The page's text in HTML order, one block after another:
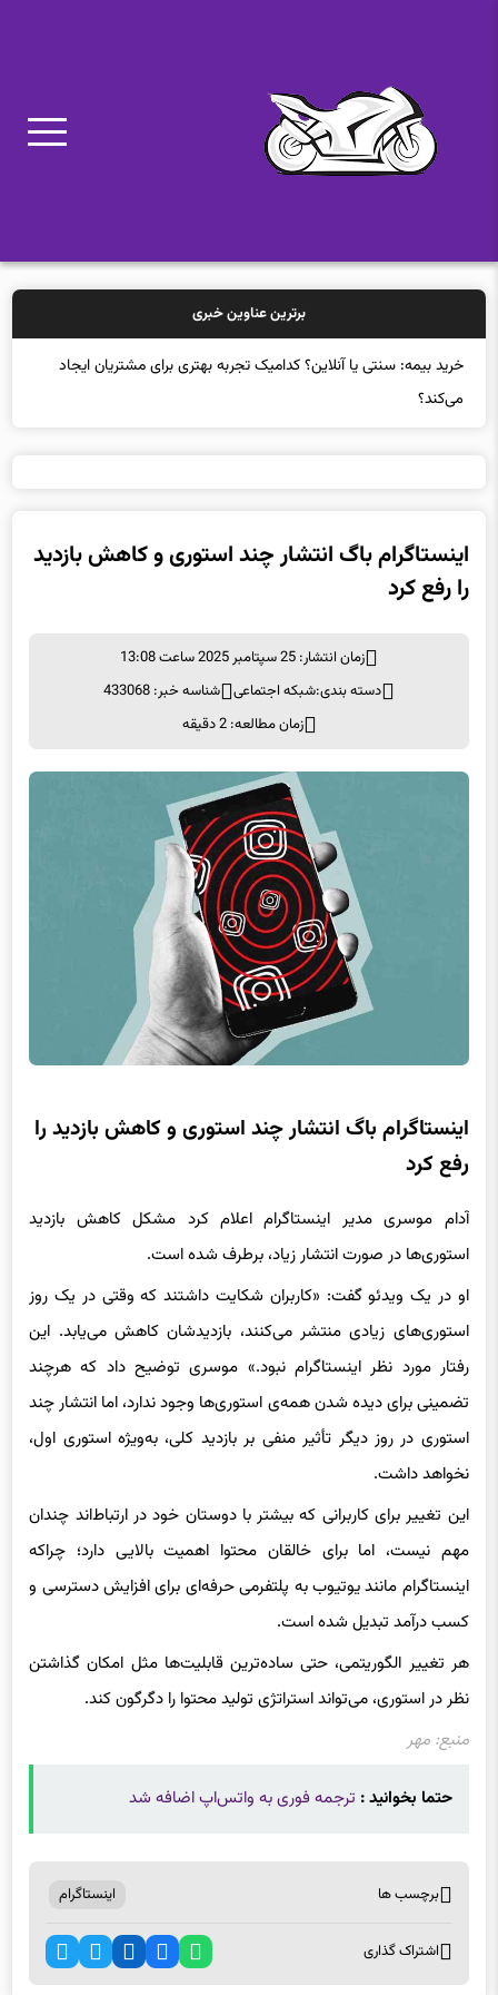
برترین عناوین خبری
خرید
را رفع کرد
دسته بندی:شبكه اجتماعی شناسه خبر: 433068
زمان مطالعه: 2 دقیقه
رفع کرد
آدام موسری مدیر اینستاگرام اعلام کرد مشکل کاهش بازدید
استوری‌ها در صورت انتشار زیاد، برطرف شده است.
او در یک ویدئو گفت: «کاربران شکایت داشتند که وقتی در یک روز
استوری‌های زیادی منتشر می‌کنند، بازدیدشان کاهش می‌یابد. این
رفتار مورد نظر اینستاگرام نبود.» موسری توضیح داد که هرچند
تضمینی برای دیده شدن همه‌ی استوری‌ها وجود ندارد، اما انتشار چند
استوری در روز دیگر تأثیر منفی بر بازدید کلی، به‌ویژه استوری اول،
نخواهد داشت.
این تغییر برای کاربرانی که بیشتر با دوستان خود در ارتباط‌اند چندان
مهم نیست، اما برای خالقان محتوا اهمیت بالایی دارد؛ چراکه
اینستاگرام مانند یوتیوب به پلتفرمی حرفه‌ای برای افزایش دسترسی و
کسب درآمد تبدیل شده است.
هر تغییر الگوریتمی، حتی ساده‌ترین قابلیت‌ها مثل امکان گذاشتن
نظر در استوری، می‌تواند استراتژی تولید محتوا را دگرگون کند.
منبع: مهر